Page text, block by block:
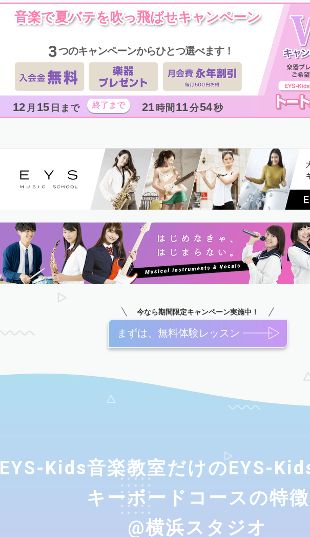
音楽で夏バテを吹っ飛ばせキャンペーン
3つのキャンペーンからひとつ選べます！
12 月 15 日まで 21 時間 11分53秒
今なら期間限定キャンペーン実施中！
まずは、無料体験レッスン
EYS-Kids音楽教室だけのEYS-
キーボードコースの特徴
@横浜スタジオ